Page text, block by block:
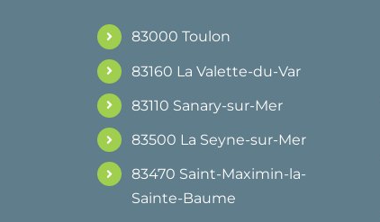
83000 Toulon
83160 La Valette-du-Var
83110 Sanary-sur-Mer
83500 La Seyne-sur-Mer
83470 Saint-Maximin-la-
Sainte-Baume